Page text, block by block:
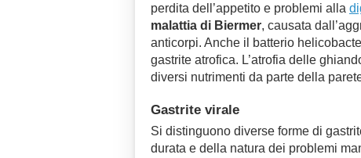
perdita dell’appetito e problemi alla
malattia di Biermer, causata
anticorpi. Anche il batterio
gastrite atrofica. L’atrofia delle
diversi nutrimenti da parte della
Gastrite virale
Si distinguono diverse forme di
durata e della natura dei problemi